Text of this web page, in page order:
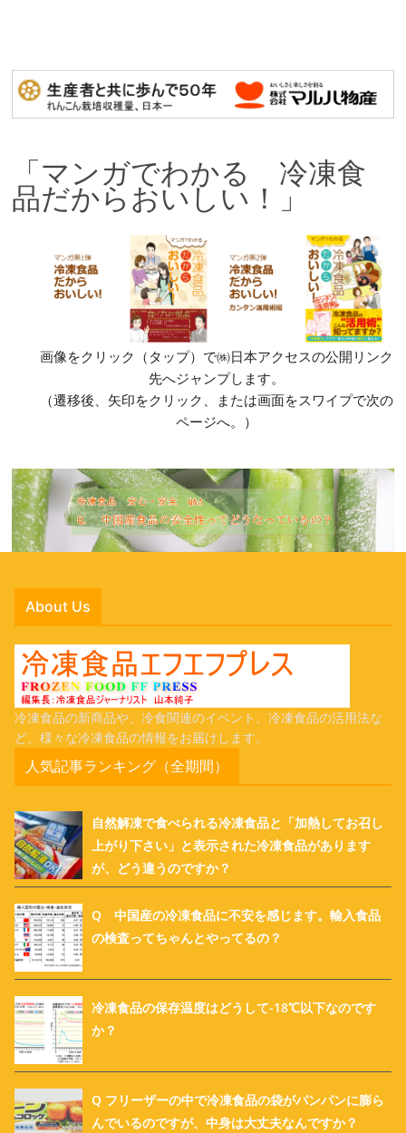
「マンガでわかる 冷凍食
品だからおいしい！」
画像をクリック（タップ）で㈱日本アクセスの公開リンク
先へジャンプします。
（遷移後、矢印をクリック、または画面をスワイプで次の
ページへ。）
About Us
冷凍食品の新商品や、冷食関連のイベント、冷凍食品の活用法な
ど、様々な冷凍食品の情報をお届けします。
人気記事ランキング（全期間）
自然解凍で食べられる冷凍食品と「加熱してお召し
上がり下さい」と表示された冷凍食品があります
が、どう違うのですか？
Q 中国産の冷凍食品に不安を感じます。輸入食品
の検査ってちゃんとやってるの？
冷凍食品の保存温度はどうして-18℃以下なのです
か？
Q フリーザーの中で冷凍食品の袋がパンパンに膨ら
んでいるのですが、中身は大丈夫なんですか？